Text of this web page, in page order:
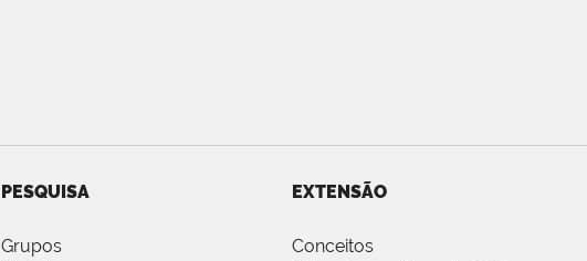
PESQUISA
Grupos
EXTENSÃO
Conceitos